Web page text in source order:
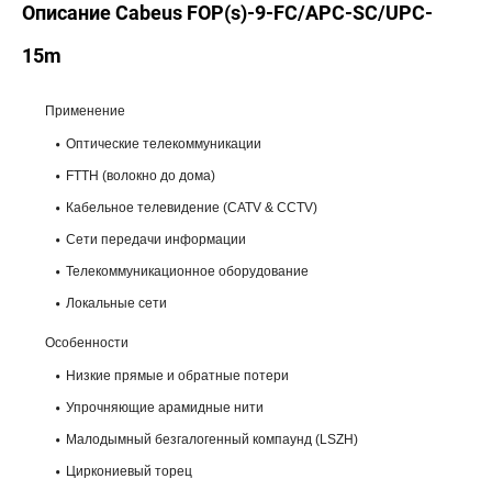
Описание Cabeus FOP(s)-9-FC/APC-SC/UPC-
15m
Применение
Оптические телекоммуникации
FTTH (волокно до дома)
Кабельное телевидение (CATV & CCTV)
Сети передачи информации
Телекоммуникационное оборудование
Локальные сети
Особенности
Низкие прямые и обратные потери
Упрочняющие арамидные нити
Малодымный безгалогенный компаунд (LSZH)
Циркониевый торец